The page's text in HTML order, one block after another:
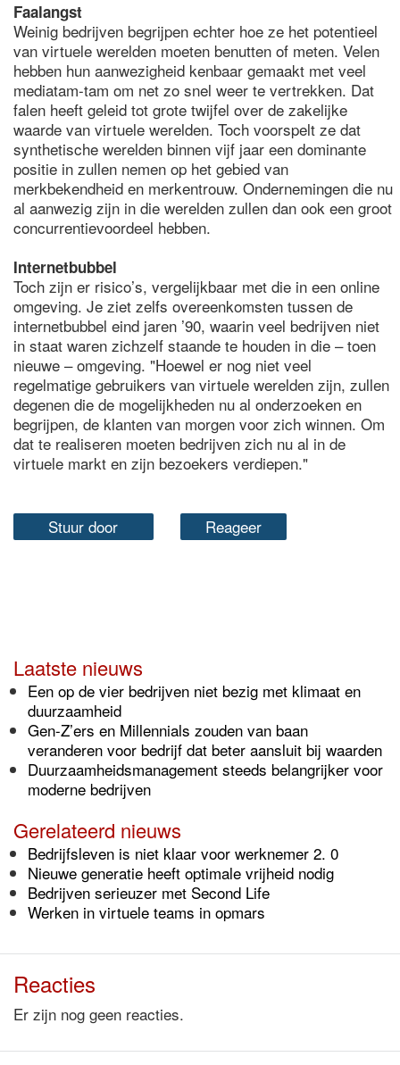
Faalangst
Weinig bedrijven begrijpen echter hoe ze het potentieel
van virtuele werelden moeten benutten of meten. Velen
hebben hun aanwezigheid kenbaar gemaakt met veel
mediatam-tam om net zo snel weer te vertrekken. Dat
falen heeft geleid tot grote twijfel over de zakelijke
waarde van virtuele werelden. Toch voorspelt ze dat
synthetische werelden binnen vijf jaar een dominante
positie in zullen nemen op het gebied van
merkbekendheid en merkentrouw. Ondernemingen die nu
al aanwezig zijn in die werelden zullen dan ook een groot
concurrentievoordeel hebben.
Internetbubbel
Toch zijn er risico’s, vergelijkbaar met die in een online
omgeving. Je ziet zelfs overeenkomsten tussen de
internetbubbel eind jaren ’90, waarin veel bedrijven niet
in staat waren zichzelf staande te houden in die – toen
nieuwe – omgeving. "Hoewel er nog niet veel
regelmatige gebruikers van virtuele werelden zijn, zullen
degenen die de mogelijkheden nu al onderzoeken en
begrijpen, de klanten van morgen voor zich winnen. Om
dat te realiseren moeten bedrijven zich nu al in de
virtuele markt en zijn bezoekers verdiepen."
Stuur door Reageer
Laatste nieuws
Een op de vier bedrijven niet bezig met klimaat en
duurzaamheid
Gen-Z’ers en Millennials zouden van baan
veranderen voor bedrijf dat beter aansluit bij waarden
Duurzaamheidsmanagement steeds belangrijker voor
moderne bedrijven
Gerelateerd nieuws
Bedrijfsleven is niet klaar voor werknemer 2. 0
Nieuwe generatie heeft optimale vrijheid nodig
Bedrijven serieuzer met Second Life
Werken in virtuele teams in opmars
Reacties
Er zijn nog geen reacties.